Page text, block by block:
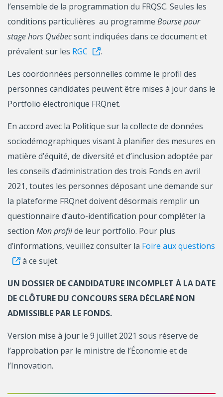
l’ensemble de la programmation du FRQSC. Seules les
conditions particulières au programme Bourse pour
stage hors Québecsont indiquées dans ce document et
prévalent sur les RGC .
Les coordonnées personnelles comme le profil des
personnes candidates peuvent être mises à jour dans le
Portfolio électronique FRQnet.
En accord avec la Politique sur la collecte de données
sociodémographiques visant à planifier des mesures en
matière d’équité, de diversité et d’inclusion adoptée par
les conseils d’administration des trois Fonds en avril
2021, toutes les personnes déposant une demande sur
la plateforme FRQnet doivent désormais remplir un
questionnaire d’auto-identification pour compléter la
section Mon profilde leur portfolio. Pour plus
d’informations, veuillez consulter la Foire aux questions
à ce sujet.
UN DOSSIER DE CANDIDATURE INCOMPLET À LA DATE
DE CLÔTURE DU CONCOURS SERA DÉCLARÉ NON
ADMISSIBLE PAR LE FONDS.
Version mise à jour le 9 juillet 2021 sous réserve de
l’approbation par le ministre de l’Économie et de
l’Innovation.